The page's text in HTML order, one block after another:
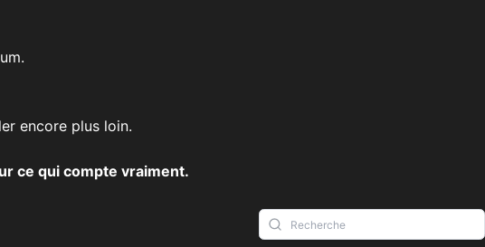
encore plus loin.
ce qui compte vraiment.